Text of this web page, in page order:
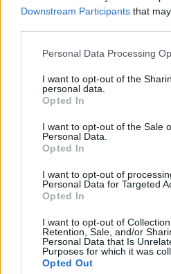
Downstream Participants that
Please note that this website/app
not limited to your visit or usage
grant or deny consent to Google
use your data for below specified
consent section.
Personal Data Processing
I want to opt-out of the
personal data.
Opted In
I want to opt-out of the Sale
Personal Data.
Opted In
I want to opt-out of
Personal Data for Targeted
Opted In
I want to opt-out of
Retention, Sale, and/or
Personal Data that Is
Purposes for which it was
Opted Out
Μέσα στο επόμενο άμεσο
που θα λειτουργήσει ως
έργο το οποίο βρίσκεται
στάδιο αδειοδότησης με
Η επένδυση αυτή
Ανατολική Αττική στην
καθιστώντας την περιοχή
καινοτομίας και
για την τοπική κοινωνία
θα αποτελέσει κεντρικό